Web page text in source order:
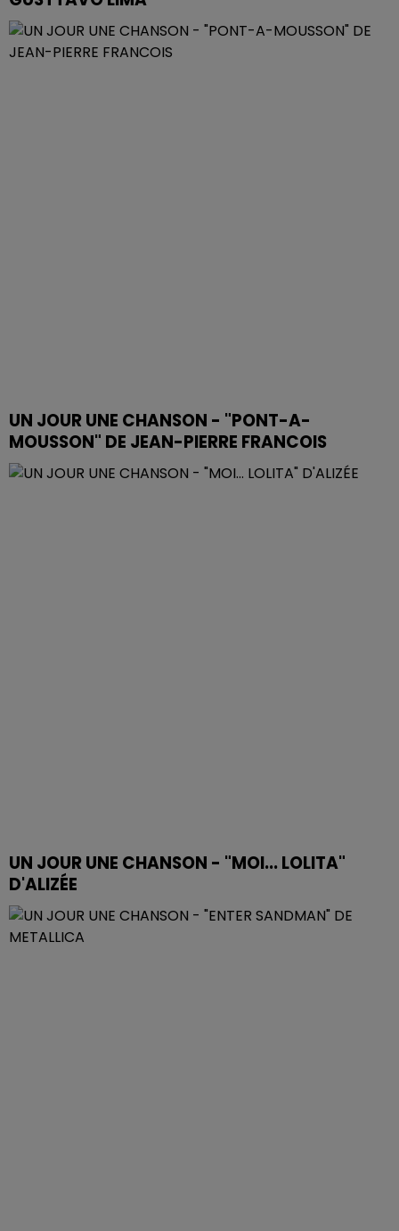
UN JOUR UNE CHANSON - "PONT-A-
MOUSSON" DE JEAN-PIERRE FRANCOIS
UN JOUR UNE CHANSON - "MOI... LOLITA"
D'ALIZÉE